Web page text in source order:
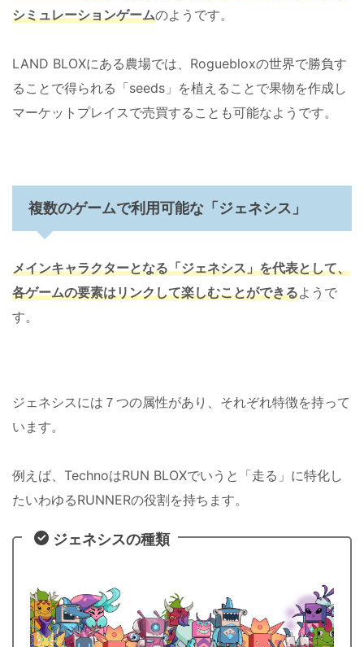
シミュレーションゲームのようです。
LAND BLOXにある農場では、Roguebloxの世界で勝負す
ることで得られる「seeds」を植えることで果物を作成し
マーケットプレイスで売買することも可能なようです。
複数のゲームで利用可能な「ジェネシス」
メインキャラクターとなる「ジェネシス」を代表として、
各ゲームの要素はリンクして楽しむことができるようで
す。
ジェネシスには７つの属性があり、それぞれ特徴を持って
います。
例えば、TechnoはRUN BLOXでいうと「走る」に特化し
たいわゆるRUNNERの役割を持ちます。
ジェネシスの種類